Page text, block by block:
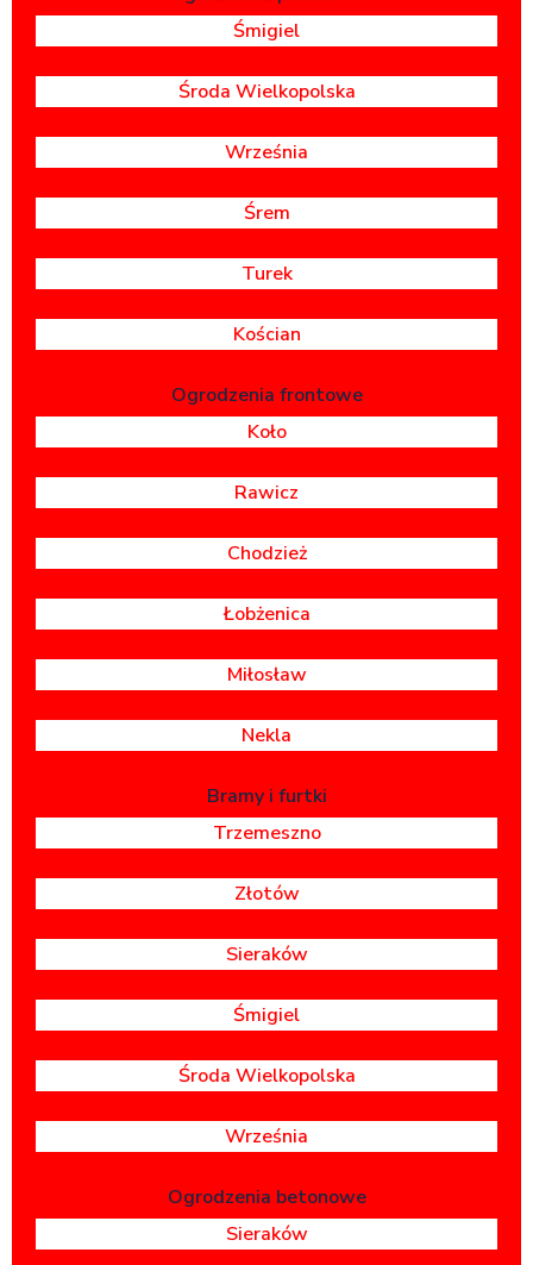
Śmigiel
Środa Wielkopolska
Września
Śrem
Turek
Kościan
Ogrodzenia frontowe
Koło
Rawicz
Chodzież
Łobżenica
Miłosław
Nekla
Bramy i furtki
Trzemeszno
Złotów
Sieraków
Śmigiel
Środa Wielkopolska
Września
Ogrodzenia betonowe
Sieraków